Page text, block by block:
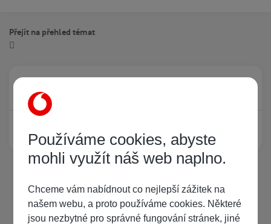
Přejít na přehled témat
Žádný registrovaný uživatel si neprohlíží tuto stránku
Používáme cookies, abyste
mohli využít náš web naplno.
Chceme vám nabídnout co nejlepší zážitek na
našem webu, a proto používáme cookies. Některé
jsou nezbytné pro správné fungování stránek, jiné